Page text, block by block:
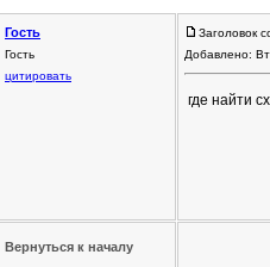
Гость
Гость
цитировать
Заголовок
Добавлено:
где найти
Вернуться к началу